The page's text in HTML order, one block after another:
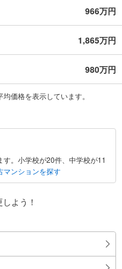
966万円
1,865万円
980万円
価格を表示しています。
。小学校が20件、中学校が11
マンションを探す
よう！